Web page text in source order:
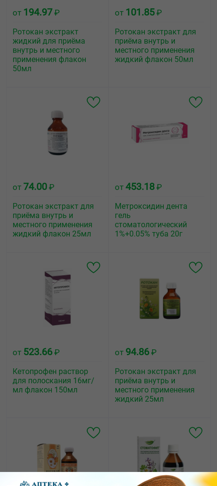
от 194.97 ₽
Ротокан экстракт
жидкий для приёма
внутрь и местного
применения флакон
50мл
от 101.85 ₽
Ротокан экстракт для
приёма внутрь и
местного применения
жидкий флакон 50мл
от 74.00 ₽
Ротокан экстракт для
приёма внутрь и
местного применения
жидкий флакон 25мл
от 453.18 ₽
Метроксидин дента
гель
стоматологический
1%+0.05% туба 20г
от 523.66 ₽
Кетопрофен раствор
для полоскания 16мг/
мл флакон 150мл
от 94.86 ₽
Ротокан экстракт для
приёма внутрь и
местного применения
жидкий 25мл